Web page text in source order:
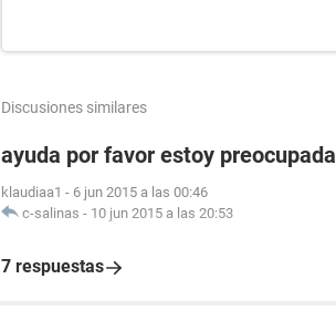
Discusiones similares
ayuda por favor estoy preocupada
klaudiaa1 - 6 jun 2015 a las 00:46
c-salinas - 10 jun 2015 a las 20:53
7 respuestas